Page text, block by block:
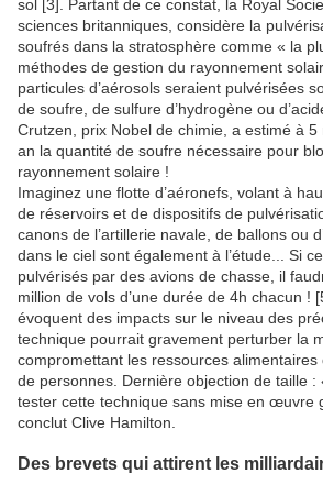
sol [3]. Partant de ce constat, la Royal
sciences britanniques, considère la
soufrés dans la stratosphère comme « la
méthodes de gestion du rayonnement
particules d’aérosols seraient pulvérisées
de soufre, de sulfure d’hydrogène ou
Crutzen, prix Nobel de chimie, a estimé à
an la quantité de soufre nécessaire pour
rayonnement solaire !
Imaginez une flotte d’aéronefs, volant à
de réservoirs et de dispositifs de
canons de l’artillerie navale, de ballons ou
dans le ciel sont également à l’étude... Si
pulvérisés par des avions de chasse, il
million de vols d’une durée de 4h chacun !
évoquent des impacts sur le niveau des
technique pourrait gravement perturber la
compromettant les ressources
de personnes. Dernière objection de taille :
tester cette technique sans mise en œuvre
conclut Clive Hamilton.
Des brevets qui attirent les